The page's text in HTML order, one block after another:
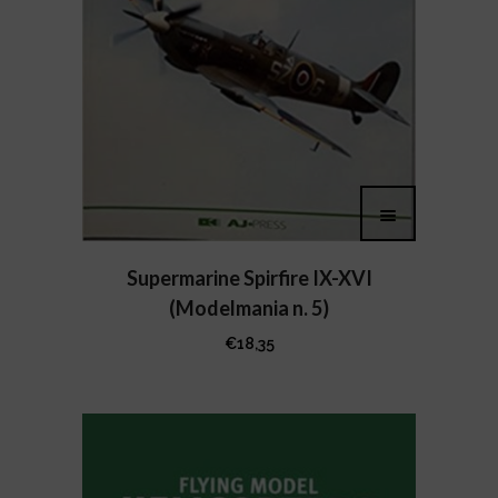
Supermarine Spirfire IX-XVI
(Modelmania n. 5)
€18,35